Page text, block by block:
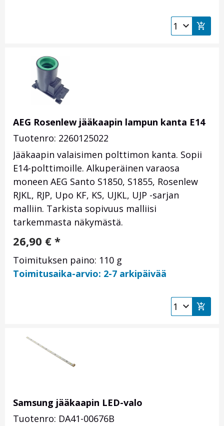
AEG Rosenlew jääkaapin lampun kanta E14
Tuotenro: 2260125022
Jääkaapin valaisimen polttimon kanta. Sopii
E14-polttimoille. Alkuperäinen varaosa
moneen AEG Santo S1850, S1855, Rosenlew
RJKL, RJP, Upo KF, KS, UJKL, UJP -sarjan
malliin. Tarkista sopivuus malliisi
tarkemmasta näkymästä.
26,90 € *
Toimituksen paino: 110 g
Toimitusaika-arvio: 2-7 arkipäivää
Samsung jääkaapin LED-valo
Tuotenro: DA41-00676B